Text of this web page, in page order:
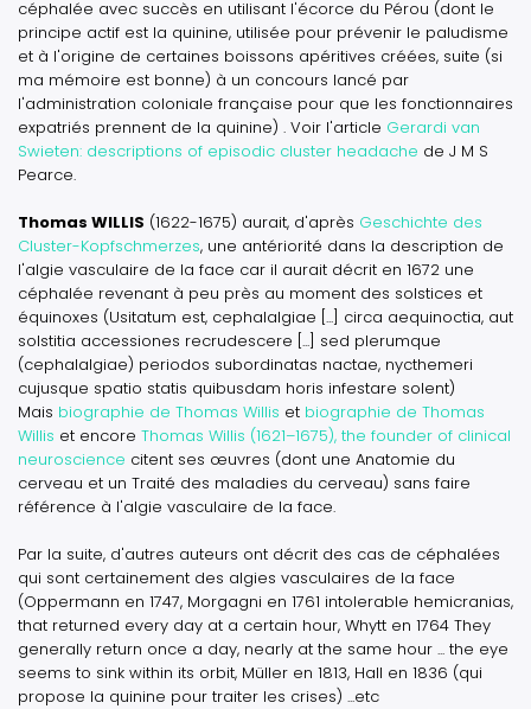
céphalée avec succès en utilisant l'écorce du Pérou (dont le
principe actif est la quinine, utilisée pour prévenir le paludisme
et à l'origine de certaines boissons apéritives créées, suite (si
ma mémoire est bonne) à un concours lancé par
l'administration coloniale française pour que les fonctionnaires
expatriés prennent de la quinine) . Voir l'article Gerardi van
Swieten: descriptions of episodic cluster headache de J M S
Pearce.
Thomas WILLIS (1622-1675) aurait, d'après Geschichte des
Cluster-Kopfschmerzes, une antériorité dans la description de
l'algie vasculaire de la face car il aurait décrit en 1672 une
céphalée revenant à peu près au moment des solstices et
équinoxes (Usitatum est, cephalalgiae [...] circa aequinoctia, aut
solstitia accessiones recrudescere [...] sed plerumque
(cephalalgiae) periodos subordinatas nactae, nycthemeri
cujusque spatio statis quibusdam horis infestare solent)
Mais biographie de Thomas Willis et biographie de Thomas
Willis et encore Thomas Willis (1621–1675), the founder of clinical
neuroscience citent ses œuvres (dont une Anatomie du
cerveau et un Traité des maladies du cerveau) sans faire
référence à l'algie vasculaire de la face.
Par la suite, d'autres auteurs ont décrit des cas de céphalées
qui sont certainement des algies vasculaires de la face
(Oppermann en 1747, Morgagni en 1761 intolerable hemicranias,
that returned every day at a certain hour, Whytt en 1764 They
generally return once a day, nearly at the same hour ... the eye
seems to sink within its orbit, Müller en 1813, Hall en 1836 (qui
propose la quinine pour traiter les crises) ...etc